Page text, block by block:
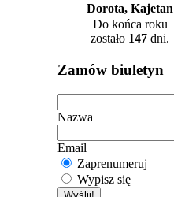
Dorota, Kajetan
Do końca roku
zostało 147 dni.
Zamów biuletyn
Nazwa
Email
Zaprenumeruj
Wypisz się